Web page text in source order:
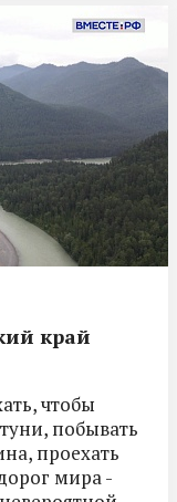
край
чтобы
побывать
проехать
мира -